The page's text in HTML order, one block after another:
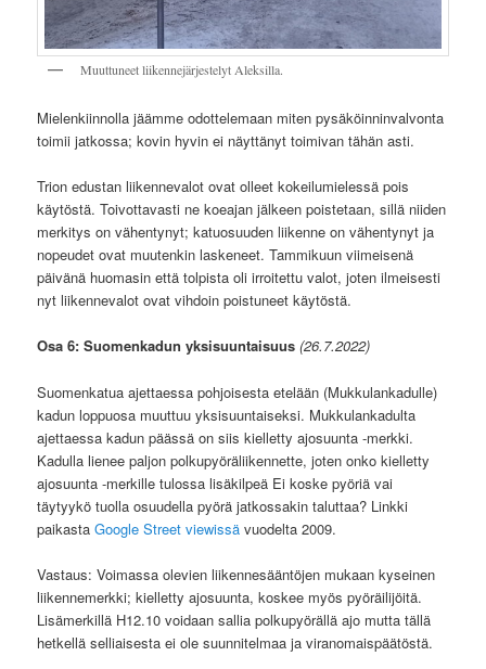
Muuttuneet liikennejärjestelyt Aleksilla.
Mielenkiinnolla jäämme odottelemaan miten pysäköinninvalvonta
toimii jatkossa; kovin hyvin ei näyttänyt toimivan tähän asti.
Trion edustan liikennevalot ovat olleet kokeilumielessä pois
käytöstä. Toivottavasti ne koeajan jälkeen poistetaan, sillä niiden
merkitys on vähentynyt; katuosuuden liikenne on vähentynyt ja
nopeudet ovat muutenkin laskeneet. Tammikuun viimeisenä
päivänä huomasin että tolpista oli irroitettu valot, joten ilmeisesti
nyt liikennevalot ovat vihdoin poistuneet käytöstä.
Osa 6: Suomenkadun yksisuuntaisuus(26.7.2022)
Suomenkatua ajettaessa pohjoisesta etelään (Mukkulankadulle)
kadun loppuosa muuttuu yksisuuntaiseksi. Mukkulankadulta
ajettaessa kadun päässä on siis kielletty ajosuunta -merkki.
Kadulla lienee paljon polkupyöräliikennette, joten onko kielletty
ajosuunta -merkille tulossa lisäkilpeä Ei koske pyöriä vai
täytyykö tuolla osuudella pyörä jatkossakin taluttaa? Linkki
paikastaGoogle Street viewissä vuodelta 2009.
Vastaus: Voimassa olevien liikennesääntöjen mukaan kyseinen
liikennemerkki; kielletty ajosuunta, koskee myös pyöräilijöitä.
Lisämerkillä H12.10 voidaan sallia polkupyörällä ajo mutta tällä
hetkellä selliaisesta ei ole suunnitelmaa ja viranomaispäätöstä.